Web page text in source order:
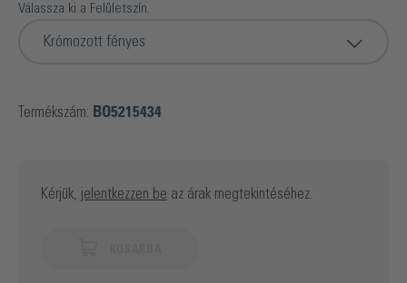
Válassza ki a Felületszín.
Krómozott fényes
Termékszám: BO5215434
Kérjük, jelentkezzen be az árak megtekintéséhez.